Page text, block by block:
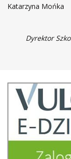
Katarzyna Mońka
Dyrektor